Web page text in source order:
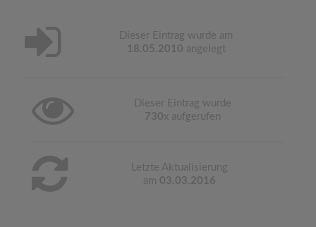
Dieser Eintrag wurde am
18.05.2010 angelegt
Dieser Eintrag wurde
730x aufgerufen
Letzte Aktualisierung
am 03.03.2016
n